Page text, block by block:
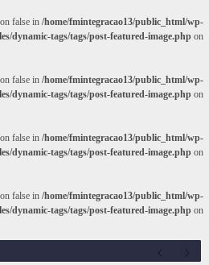
false in /home/fmintegracao13/public_html/wp-
dynamic-tags/tags/post-featured-image.php on
false in /home/fmintegracao13/public_html/wp-
dynamic-tags/tags/post-featured-image.php on
false in /home/fmintegracao13/public_html/wp-
dynamic-tags/tags/post-featured-image.php on
false in /home/fmintegracao13/public_html/wp-
dynamic-tags/tags/post-featured-image.php on